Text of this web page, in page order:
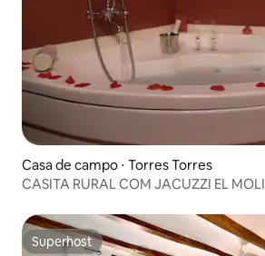
Casa de campo ⋅ Torres Torres
CASITA RURAL COM JACUZZI EL MOLI
Superhost
Superhost